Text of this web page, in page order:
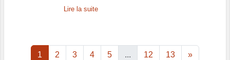
Lire la suite
1 2 3 4 5 ... 12 13 »